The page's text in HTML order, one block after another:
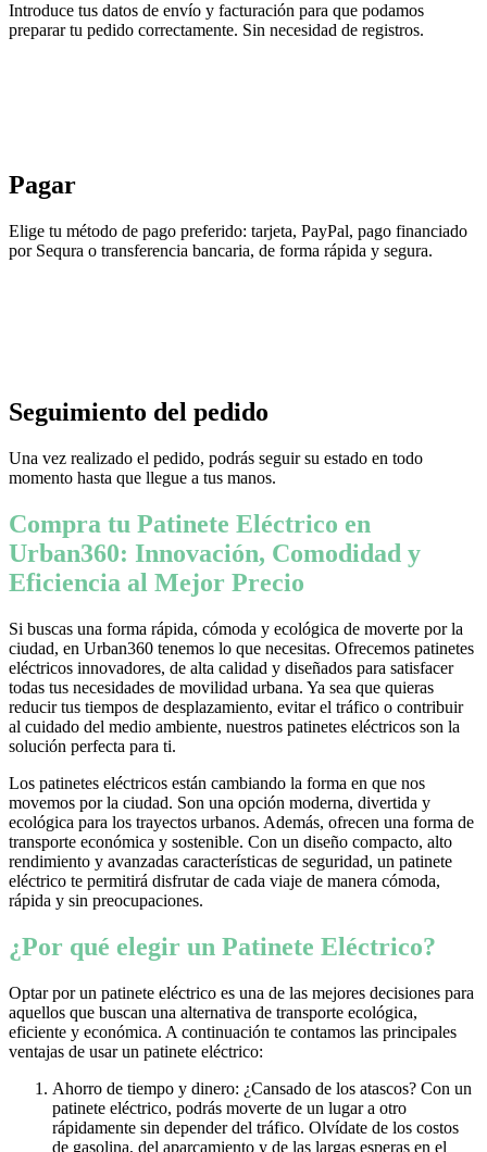
Introduce tus datos de envío y facturación para que podamos
preparar tu pedido correctamente. Sin necesidad de registros.
Pagar
Elige tu método de pago preferido: tarjeta, PayPal, pago financiado
por Sequra o transferencia bancaria, de forma rápida y segura.
Seguimiento del pedido
Una vez realizado el pedido, podrás seguir su estado en todo
momento hasta que llegue a tus manos.
Compra tu Patinete Eléctrico en
Urban360: Innovación, Comodidad y
Eficiencia al Mejor Precio
Si buscas una forma rápida, cómoda y ecológica de moverte por la
ciudad, en Urban360 tenemos lo que necesitas. Ofrecemos patinetes
eléctricos innovadores, de alta calidad y diseñados para satisfacer
todas tus necesidades de movilidad urbana. Ya sea que quieras
reducir tus tiempos de desplazamiento, evitar el tráfico o contribuir
al cuidado del medio ambiente, nuestros patinetes eléctricos son la
solución perfecta para ti.
Los patinetes eléctricos están cambiando la forma en que nos
movemos por la ciudad. Son una opción moderna, divertida y
ecológica para los trayectos urbanos. Además, ofrecen una forma de
transporte económica y sostenible. Con un diseño compacto, alto
rendimiento y avanzadas características de seguridad, un patinete
eléctrico te permitirá disfrutar de cada viaje de manera cómoda,
rápida y sin preocupaciones.
¿Por qué elegir un Patinete Eléctrico?
Optar por un patinete eléctrico es una de las mejores decisiones para
aquellos que buscan una alternativa de transporte ecológica,
eficiente y económica. A continuación te contamos las principales
ventajas de usar un patinete eléctrico:
Ahorro de tiempo y dinero: ¿Cansado de los atascos? Con un
patinete eléctrico, podrás moverte de un lugar a otro
rápidamente sin depender del tráfico. Olvídate de los costos
de gasolina, del aparcamiento y de las largas esperas en el